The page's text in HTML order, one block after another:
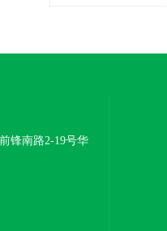
锋南路2-19号华